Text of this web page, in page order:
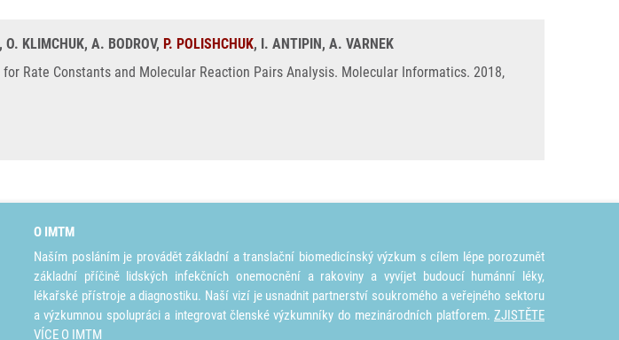
KLIMCHUK, A. BODROV, P. POLISHCHUK, I. ANTIPIN, A. VARNEK
Rate Constants and Molecular Reaction Pairs Analysis. Molecular Informatics. 2018,
O IMTM
Naším posláním je provádět základní a translační biomedicínský výzkum s cílem lépe porozumět
základní příčině lidských infekčních onemocnění a rakoviny a vyvíjet budoucí humánní léky,
lékařské přístroje a diagnostiku. Naší vizí je usnadnit partnerství soukromého a veřejného sektoru
a výzkumnou spolupráci a integrovat členské výzkumníky do mezinárodních platforem. ZJISTĚTE
VÍCE O IMTM